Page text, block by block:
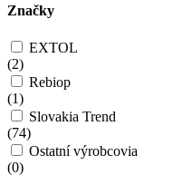
Značky
EXTOL
(2)
Rebiop
(1)
Slovakia Trend
(74)
Ostatní výrobcovia
(0)